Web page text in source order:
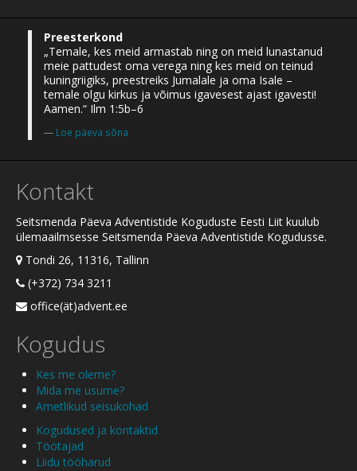
Preesterkond
„Temale, kes meid armastab ning on meid lunastanud
meie pattudest oma verega ning kes meid on teinud
kuningriigiks, preestreiks Jumalale ja oma Isale –
temale olgu kirkus ja võimus igavesest ajast igavesti!
Aamen.“ Ilm 1:5b–6
Loe päeva sõna
Kontakt
Seitsmenda Päeva Adventistide Koguduste Eesti Liit kuulub
ülemaailmsesse Seitsmenda Päeva Adventistide Kogudusse.
Tondi 26, 11316, Tallinn
(+372) 734 3211
office(ät)advent.ee
Kogudus
Kes me oleme?
Mida me usume?
Ametlikud seisukohad
Kogudused ja kontaktid
Töötajad
Liidu tööharud